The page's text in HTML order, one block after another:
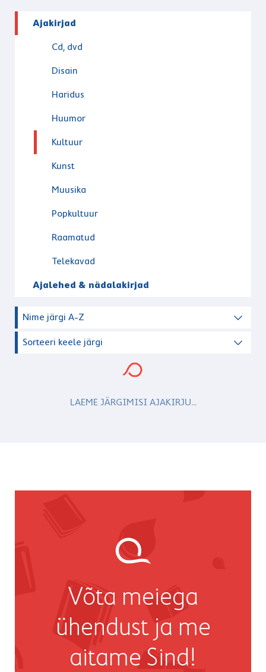
Ajakirjad
Cd, dvd
Disain
Haridus
Huumor
Kultuur
Kunst
Muusika
Popkultuur
Raamatud
Telekavad
Ajalehed & nädalakirjad
Nime järgi A-Z
Sorteeri keele järgi
LAEME JÄRGIMISI AJAKIRJU...
Võta meiega
ühendust ja me
aitame Sind!